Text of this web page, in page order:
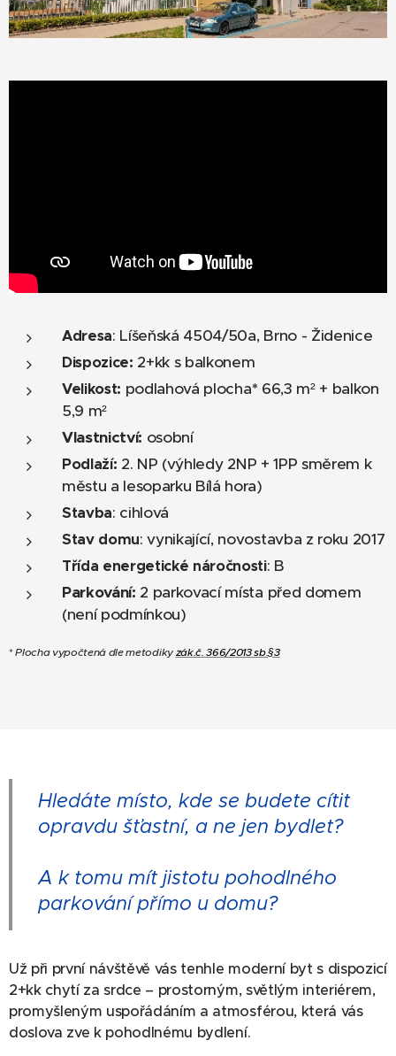
Adresa: Líšeňská 4504/50a, Brno - Židenice
Dispozice: 2+kk s balkonem
Velikost: podlahová plocha* 66,3 m² + balkon
5,9 m²
Vlastnictví: osobní
Podlaží: 2. NP (výhledy 2NP + 1PP směrem k
městu a lesoparku Bílá hora)
Stavba: cihlová
Stav domu: vynikající, novostavba z roku 2017
Třída energetické náročnosti: B
Parkování: 2 parkovací místa před domem
(není podmínkou)
*Plocha vypočtená dle metodiky zák.č. 366/2013 sb.§3
Hledáte místo, kde se budete cítit
opravdu šťastní, a ne jen bydlet?
A k tomu mít jistotu pohodlného
parkování přímo u domu?
Už při první návštěvě vás tenhle moderní byt s dispozicí
2+kk chytí za srdce – prostorným, světlým interiérem,
promyšleným uspořádáním a atmosférou, která vás
doslova zve k pohodlnému bydlení.